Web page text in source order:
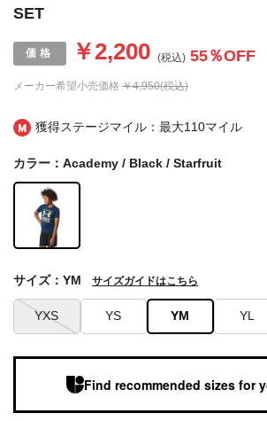
獲得ステージマイル：最大110マイル
SET
メーカー希望小売価格 ￥4,950(税込)
￥2,200 (税込) 55％OFF
カラー：Academy / Black / Starfruit
YXS YS YM YL
サイズ：YM サイズガイドはこちら
Find recommended sizes for